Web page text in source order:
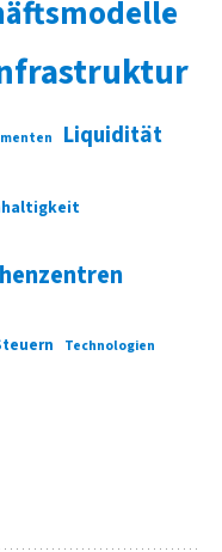
Liquidität
Technologien